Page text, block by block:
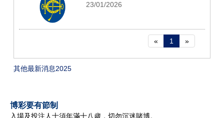
23/01/2026
« 1 »
其他最新消息2025
博彩要有節制
入場及投注人士須年滿十八歲，切勿沉迷賭博。